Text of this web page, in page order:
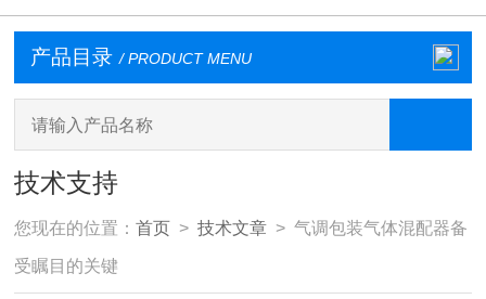
产品目录 / PRODUCT MENU
技术支持
您现在的位置：首页 >技术文章 > 气调包装气体混配器备
受瞩目的关键